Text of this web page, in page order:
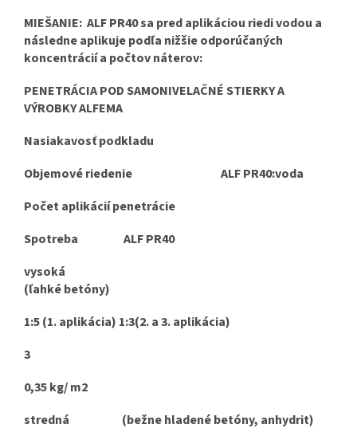
MIEŠANIE: ALF PR40 sa pred aplikáciou riedi vodou a
následne aplikuje podľa nižšie odporúčaných
koncentrácií a počtov náterov:
PENETRÁCIA POD SAMONIVELAČNÉ STIERKY A
VÝROBKY ALFEMA
Nasiakavosť podkladu
Objemové riedenie ALF PR40:voda
Počet aplikácií penetrácie
Spotreba ALF PR40
vysoká
(ľahké betóny)
1:5 (1. aplikácia) 1:3(2. a 3. aplikácia)
3
0,35 kg/ m2
stredná (bežne hladené betóny, anhydrit)